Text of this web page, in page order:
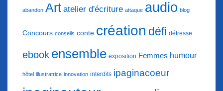
abandon Art atelier d'écriture attaque audio blog
Concours conseils conte création défi détresse
ebook ensemble exposition Femmes humour
hôtel illustratrice innovation interdits ipaginacoeur